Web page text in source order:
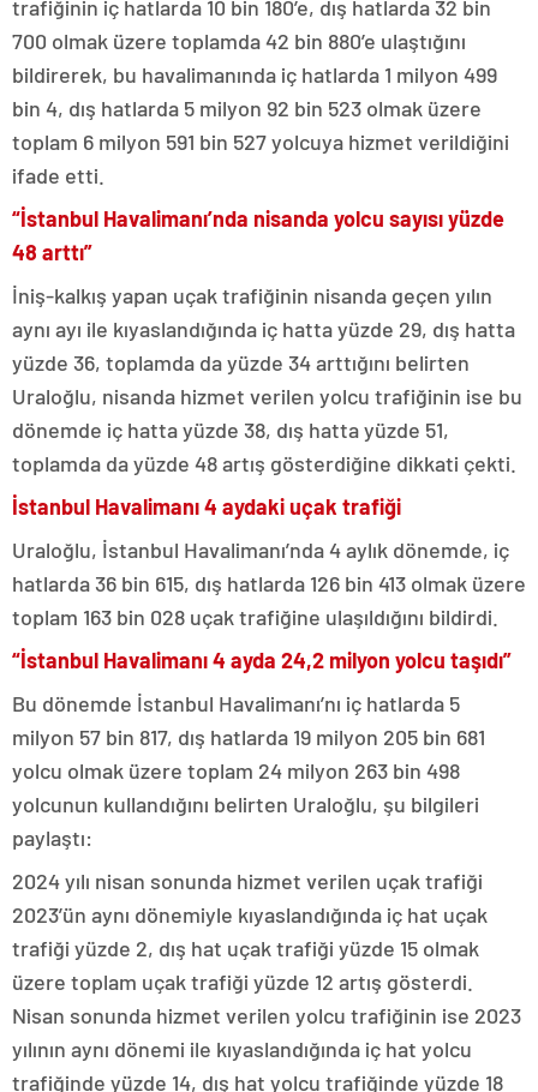
trafiğinin iç hatlarda 10 bin 180’e, dış hatlarda 32 bin
700 olmak üzere toplamda 42 bin 880’e ulaştığını
bildirerek, bu havalimanında iç hatlarda 1 milyon 499
bin 4, dış hatlarda 5 milyon 92 bin 523 olmak üzere
toplam 6 milyon 591 bin 527 yolcuya hizmet verildiğini
ifade etti.
“İstanbul Havalimanı’nda nisanda yolcu sayısı yüzde
48 arttı”
İniş-kalkış yapan uçak trafiğinin nisanda geçen yılın
aynı ayı ile kıyaslandığında iç hatta yüzde 29, dış hatta
yüzde 36, toplamda da yüzde 34 arttığını belirten
Uraloğlu, nisanda hizmet verilen yolcu trafiğinin ise bu
dönemde iç hatta yüzde 38, dış hatta yüzde 51,
toplamda da yüzde 48 artış gösterdiğine dikkati çekti.
İstanbul Havalimanı 4 aydaki uçak trafiği
Uraloğlu, İstanbul Havalimanı’nda 4 aylık dönemde, iç
hatlarda 36 bin 615, dış hatlarda 126 bin 413 olmak üzere
toplam 163 bin 028 uçak trafiğine ulaşıldığını bildirdi.
“İstanbul Havalimanı 4 ayda 24,2 milyon yolcu taşıdı”
Bu dönemde İstanbul Havalimanı’nı iç hatlarda 5
milyon 57 bin 817, dış hatlarda 19 milyon 205 bin 681
yolcu olmak üzere toplam 24 milyon 263 bin 498
yolcunun kullandığını belirten Uraloğlu, şu bilgileri
paylaştı:
2024 yılı nisan sonunda hizmet verilen uçak trafiği
2023’ün aynı dönemiyle kıyaslandığında iç hat uçak
trafiği yüzde 2, dış hat uçak trafiği yüzde 15 olmak
üzere toplam uçak trafiği yüzde 12 artış gösterdi.
Nisan sonunda hizmet verilen yolcu trafiğinin ise 2023
yılının aynı dönemi ile kıyaslandığında iç hat yolcu
trafiğinde yüzde 14, dış hat yolcu trafiğinde yüzde 18